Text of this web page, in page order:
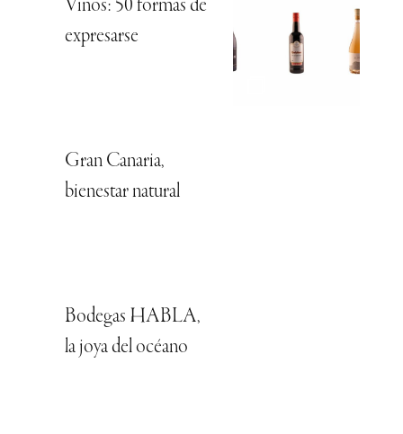
Vinos: 50 formas de
expresarse
Gran Canaria,
bienestar natural
Bodegas HABLA,
la joya del océano